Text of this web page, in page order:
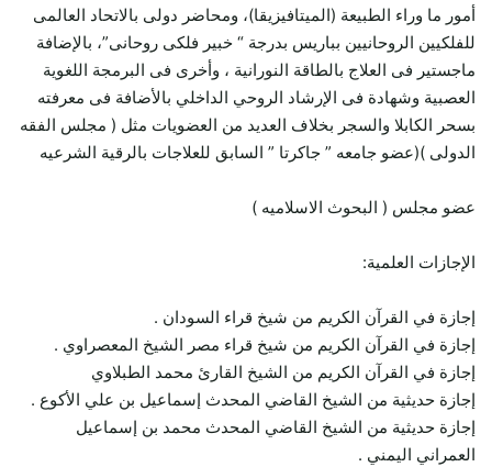
أمور ما وراء الطبيعة (الميتافيزيقا)، ومحاضر دولى بالاتحاد العالمى
للفلكيين الروحانيين بباريس بدرجة “ خبير فلكى روحانى”، بالإضافة
ماجستير فى العلاج بالطاقة النورانية ، وأخرى فى البرمجة اللغوية
العصبية وشهادة فى الإرشاد الروحي الداخلي بالأضافة فى معرفته
بسحر الكابلا والسجر بخلاف العديد من العضويات مثل ( مجلس الفقه
الدولى )(عضو جامعه ” جاكرتا ” السابق للعلاجات بالرقية الشرعيه
عضو مجلس ( البحوث الاسلاميه )
الإجازات العلمية:
إجازة في القرآن الكريم من شيخ قراء السودان .
إجازة في القرآن الكريم من شيخ قراء مصر الشيخ المعصراوي .
إجازة في القرآن الكريم من الشيخ القارئ محمد الطبلاوي
إجازة حديثية من الشيخ القاضي المحدث إسماعيل بن علي الأكوع .
إجازة حديثية من الشيخ القاضي المحدث محمد بن إسماعيل
العمراني اليمني .